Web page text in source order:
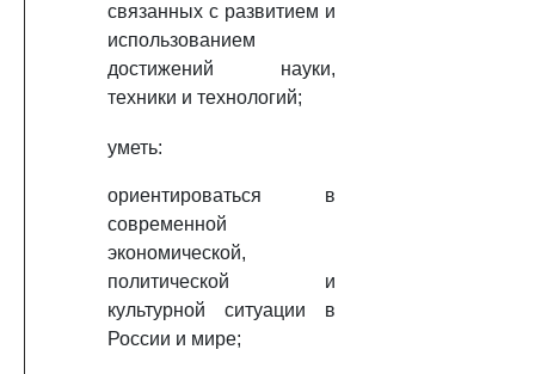
связанных с развитием и
использованием
достижений науки,
техники и технологий;
уметь:
ориентироваться в
современной
экономической,
политической и
культурной ситуации в
России и мире;